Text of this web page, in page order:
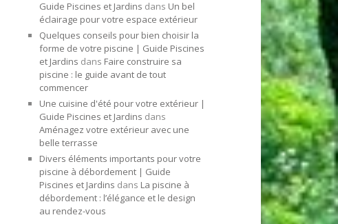
Guide Piscines et Jardins dans Un bel
éclairage pour votre espace extérieur
Quelques conseils pour bien choisir la
forme de votre piscine | Guide Piscines
et Jardins dans Faire construire sa
piscine : le guide avant de tout
commencer
Une cuisine d'été pour votre extérieur |
Guide Piscines et Jardins dans
Aménagez votre extérieur avec une
belle terrasse
Divers éléments importants pour votre
piscine à débordement | Guide
Piscines et Jardins dans La piscine à
débordement : l’élégance et le design
au rendez-vous